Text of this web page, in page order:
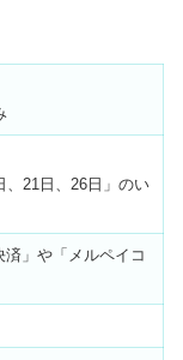
、21日、26日」のい
」や「メルペイコ